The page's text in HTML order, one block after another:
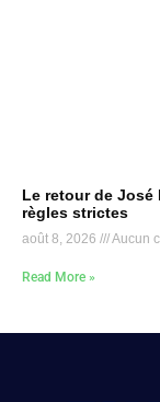
Le retour de José
règles strictes
août 8, 2026 Aucun
Read More »